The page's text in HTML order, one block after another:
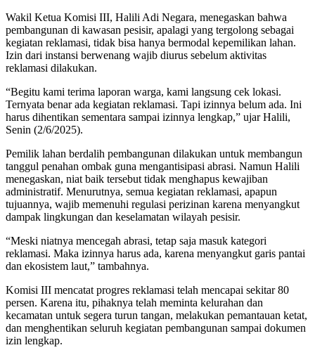
Wakil Ketua Komisi III, Halili Adi Negara, menegaskan bahwa
pembangunan di kawasan pesisir, apalagi yang tergolong sebagai
kegiatan reklamasi, tidak bisa hanya bermodal kepemilikan lahan.
Izin dari instansi berwenang wajib diurus sebelum aktivitas
reklamasi dilakukan.
“Begitu kami terima laporan warga, kami langsung cek lokasi.
Ternyata benar ada kegiatan reklamasi. Tapi izinnya belum ada. Ini
harus dihentikan sementara sampai izinnya lengkap,” ujar Halili,
Senin (2/6/2025).
Pemilik lahan berdalih pembangunan dilakukan untuk membangun
tanggul penahan ombak guna mengantisipasi abrasi. Namun Halili
menegaskan, niat baik tersebut tidak menghapus kewajiban
administratif. Menurutnya, semua kegiatan reklamasi, apapun
tujuannya, wajib memenuhi regulasi perizinan karena menyangkut
dampak lingkungan dan keselamatan wilayah pesisir.
“Meski niatnya mencegah abrasi, tetap saja masuk kategori
reklamasi. Maka izinnya harus ada, karena menyangkut garis pantai
dan ekosistem laut,” tambahnya.
Komisi III mencatat progres reklamasi telah mencapai sekitar 80
persen. Karena itu, pihaknya telah meminta kelurahan dan
kecamatan untuk segera turun tangan, melakukan pemantauan ketat,
dan menghentikan seluruh kegiatan pembangunan sampai dokumen
izin lengkap.